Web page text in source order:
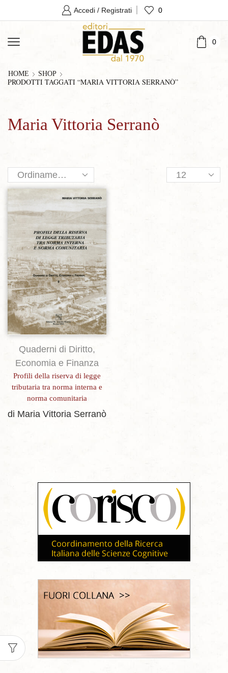
Accedi / Registrati 0
0
HOME SHOP
PRODOTTI TAGGATI “MARIA VITTORIA SERRANÒ”
Maria Vittoria Serranò
Products
Aggiungi alla lista dei desideri
Quaderni di Diritto,
Economia e Finanza
Profili della riserva di legge
tributaria tra norma interna e
norma comunitaria
di Maria Vittoria Serranò